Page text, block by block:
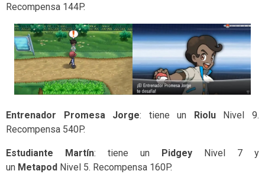
Recompensa 144P.
Entrenador Promesa Jorge: tiene un Riolu
Nivel 9.
Recompensa 540P.
Estudiante Martín: tiene un Pidgey
Nivel 7 y
un Metapod Nivel 5. Recompensa 160P.